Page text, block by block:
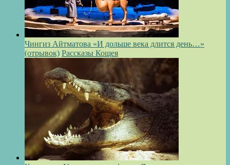
Чингиз Айтматова «И дольше века длится день…»
(отрывок) Рассказы Кощея